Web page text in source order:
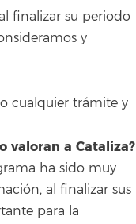
finalizar su periodo
y
cualquier trámite y
valoran a Cataliza?
ha sido muy
al finalizar sus
para la